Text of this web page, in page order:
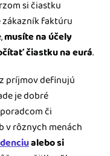
si čiastku
zákazník faktúru
musíte na účely
čiastku na eurá.
príjmov definujú
je dobré
či
rôznych menách
alebo si